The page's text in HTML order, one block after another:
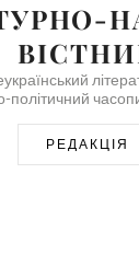
політичний
РЕДАКЦІЯ